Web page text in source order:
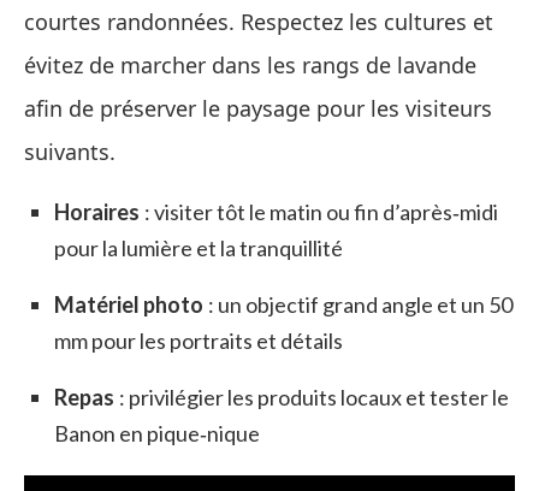
courtes randonnées. Respectez les cultures et
évitez de marcher dans les rangs de lavande
afin de préserver le paysage pour les visiteurs
suivants.
Horaires : visiter tôt le matin ou fin d’après‑midi
pour la lumière et la tranquillité
Matériel photo : un objectif grand angle et un 50
mm pour les portraits et détails
Repas : privilégier les produits locaux et tester le
Banon en pique‑nique